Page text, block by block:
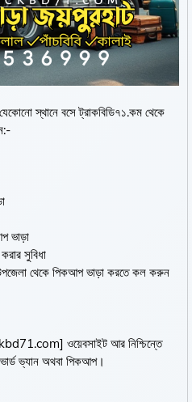
স্থানে বসে ট্রাকবিডি৭১.কম থেকে
ভাড়া
সুবিধা
থেকে পিকআপ ভাড়া করতে কল করুন
ওয়েবসাইট আর নিশ্চিন্তে
ভ্যান অথবা পিকআপ।